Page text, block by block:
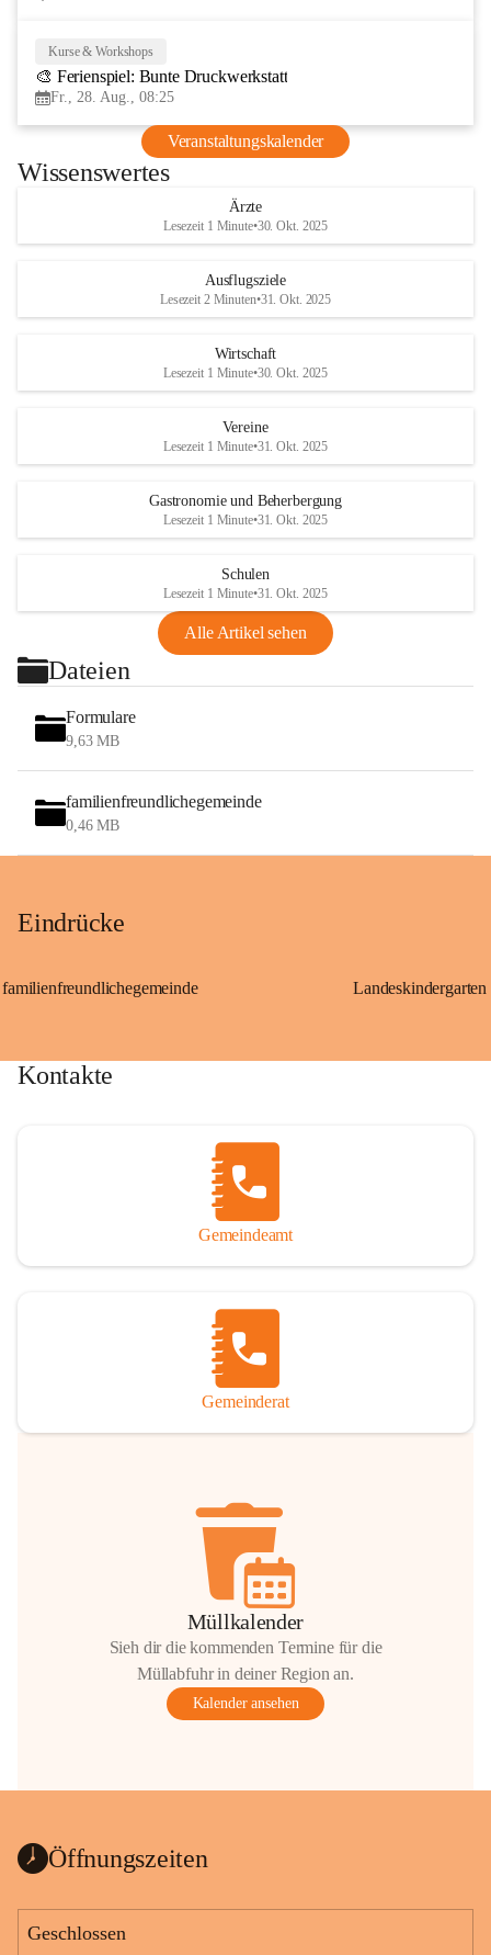
Kurse & Workshops
🎨 Ferienspiel: Bunte Druckwerkstatt
Fr., 28. Aug., 08:25
Veranstaltungskalender
Wissenswertes
Ärzte
Lesezeit 1 Minute•30. Okt. 2025
Ausflugsziele
Lesezeit 2 Minuten•31. Okt. 2025
Wirtschaft
Lesezeit 1 Minute•30. Okt. 2025
Vereine
Lesezeit 1 Minute•31. Okt. 2025
Gastronomie und Beherbergung
Lesezeit 1 Minute•31. Okt. 2025
Schulen
Lesezeit 1 Minute•31. Okt. 2025
Alle Artikel sehen
Dateien
Formulare
9,63 MB
familienfreundlichegemeinde
0,46 MB
Eindrücke
familienfreundlichegemeinde
Kontakte
Gemeindeamt
Gemeinderat
Müllkalender
Sieh dir die kommenden Termine für die
Müllabfuhr in deiner Region an.
Kalender ansehen
Öffnungszeiten
Geschlossen